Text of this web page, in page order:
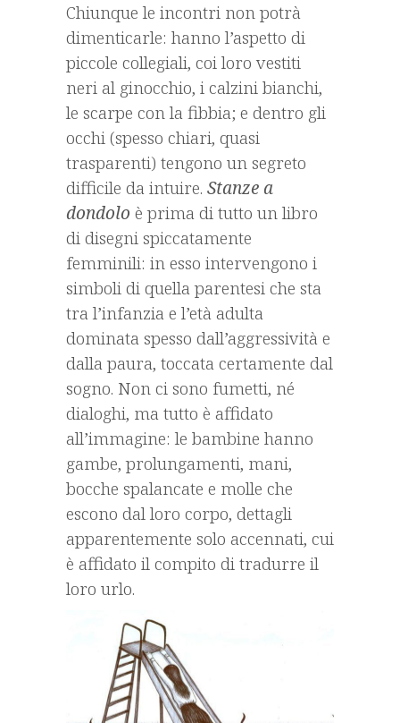
Chiunque le incontri non potrà
dimenticarle: hanno l’aspetto di
piccole collegiali, coi loro vestiti
neri al ginocchio, i calzini bianchi,
le scarpe con la fibbia; e dentro gli
occhi (spesso chiari, quasi
trasparenti) tengono un segreto
difficile da intuire. Stanze a
dondolo è prima di tutto un libro
di disegni spiccatamente
femminili: in esso intervengono i
simboli di quella parentesi che sta
tra l’infanzia e l’età adulta
dominata spesso dall’aggressività e
dalla paura, toccata certamente dal
sogno. Non ci sono fumetti, né
dialoghi, ma tutto è affidato
all’immagine: le bambine hanno
gambe, prolungamenti, mani,
bocche spalancate e molle che
escono dal loro corpo, dettagli
apparentemente solo accennati, cui
è affidato il compito di tradurre il
loro urlo.